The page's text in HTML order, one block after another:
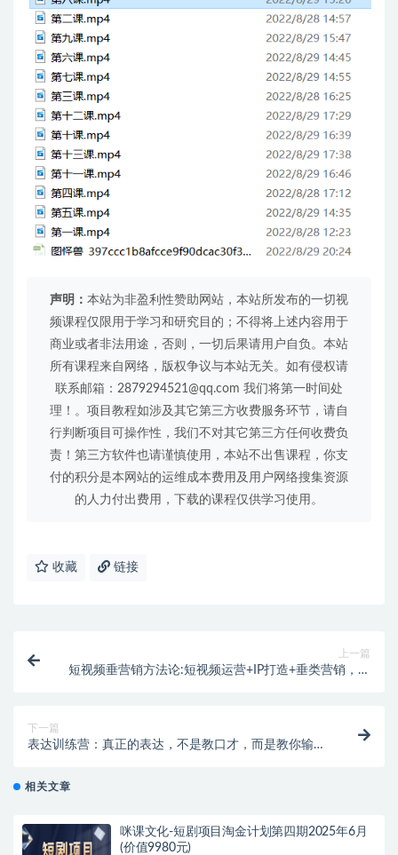
声明： 本站为非盈利性赞助网站，本站所发布的一切视
频课程仅限用于学习和研究目的；不得将上述内容用于
商业或者非法用途，否则，一切后果请用户自负。本站
所有课程来自网络，版权争议与本站无关。如有侵权请
联系邮箱：2879294521@qq.com 我们将第一时间处
理！。项目教程如涉及其它第三方收费服务环节，请自
行判断项目可操作性，我们不对其它第三方任何收费负
责！第三方软件也请谨慎使用，本站不出售课程，你支
付的积分是本网站的运维成本费用及用户网络搜集资源
的人力付出费用，下载的课程仅供学习使用。
收藏 链接
上一篇
短视频垂营销方法论:短视频运营+IP打造+垂类营销，三
下一篇
表达训练营：真正的表达，不是教口才，而是教你输出
相关文章
咪课文化-短剧项目淘金计划第四期2025年6月
(价值9980元)